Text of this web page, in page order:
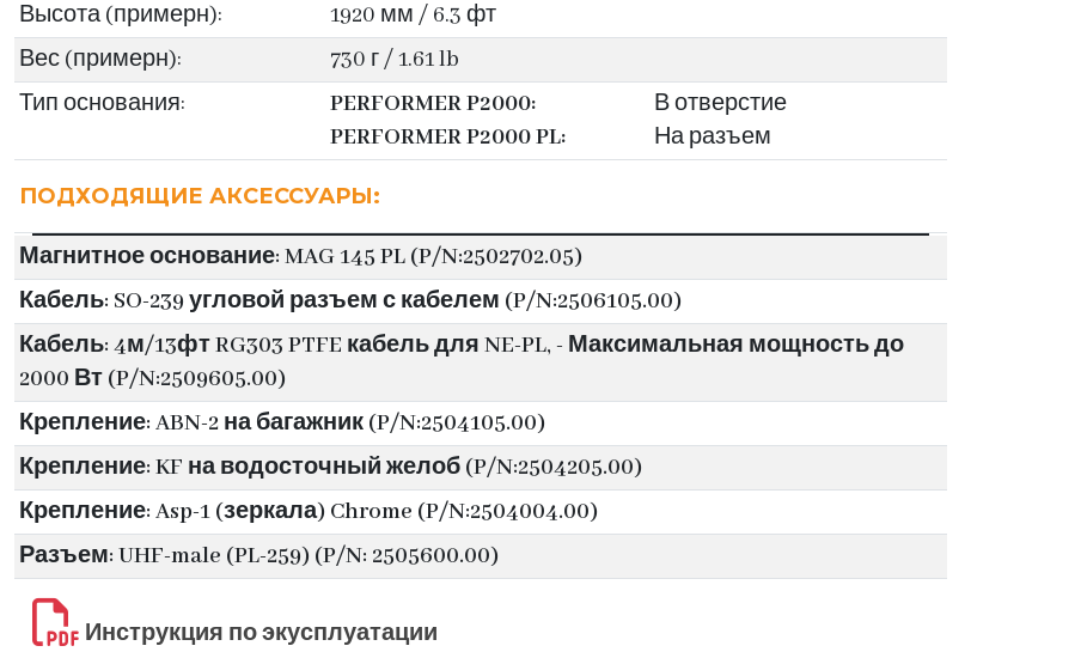
Высота (примерн):
1920 мм / 6.3 фт
Вес (примерн):
730 г / 1.61 lb
Тип основания:
PERFORMER P2000:
В отверстие
PERFORMER P2000 PL:
На разъем
ПОДХОДЯЩИЕ АКСЕССУАРЫ:
Магнитное основание: MAG 145 PL (P/N:2502702.05)
Кабель: SO-239 угловой разъем с кабелем (P/N:2506105.00)
Кабель: 4м/13фт RG303 PTFE кабель для NE-PL, - Максимальная мощность до
2000 Вт (P/N:2509605.00)
Крепление: ABN-2 на багажник (P/N:2504105.00)
Крепление: KF на водосточный желоб (P/N:2504205.00)
Крепление: Asp-1 (зеркала) Chrome (P/N:2504004.00)
Разъем: UHF-male (PL-259) (P/N: 2505600.00)
Инструкция по экусплуатации